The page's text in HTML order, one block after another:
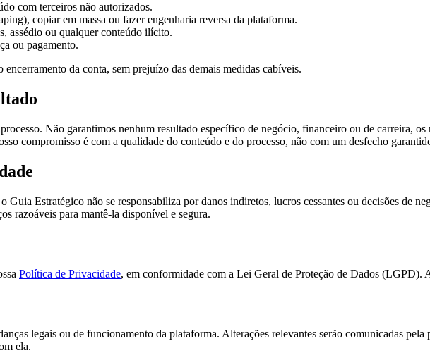
com terceiros não autorizados.
copiar em massa ou fazer engenharia reversa da plataforma.
assédio ou qualquer conteúdo ilícito.
ou pagamento.
da conta, sem prejuízo das demais medidas cabíveis.
Não garantimos nenhum resultado específico de negócio, financeiro ou de carreira,
compromisso é com a qualidade do conteúdo e do processo, não com um desfecho
Estratégico não se responsabiliza por danos indiretos, lucros cessantes ou decisões de
razoáveis para mantê-la disponível e segura.
Política de Privacidade, em conformidade com a Lei Geral de Proteção de Dados (LGPD).
legais ou de funcionamento da plataforma. Alterações relevantes serão comunicadas
ela.